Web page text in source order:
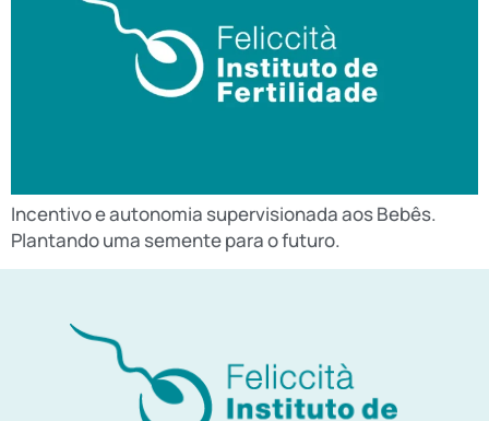
Incentivo e autonomia supervisionada aos Bebês.
Plantando uma semente para o futuro.